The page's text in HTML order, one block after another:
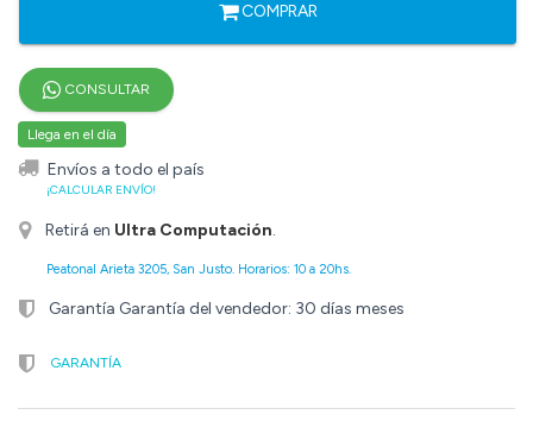
COMPRAR
CONSULTAR
Llega en el día
Envíos a todo el país
¡CALCULAR ENVÍO!
Retirá en Ultra Computación.
Peatonal Arieta 3205, San Justo. Horarios: 10 a 20hs.
Garantía Garantía del vendedor: 30 días meses
GARANTÍA